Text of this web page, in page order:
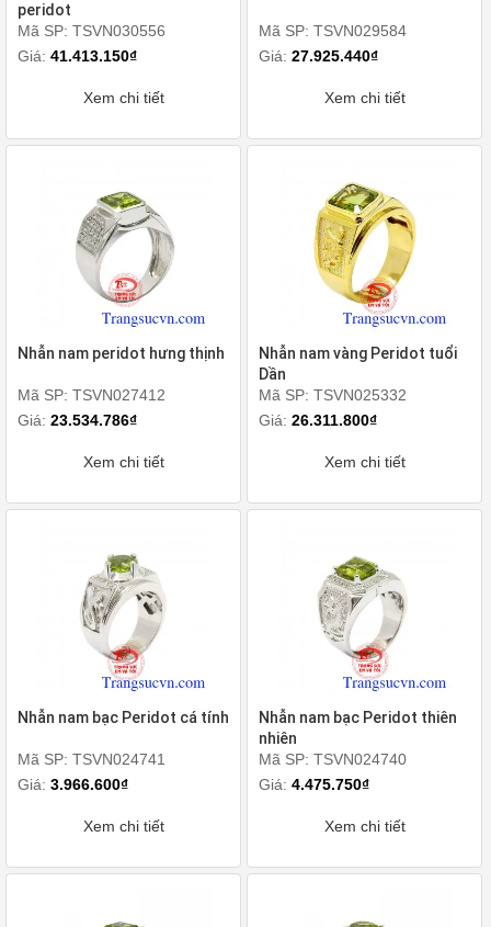
peridot
Mã SP: TSVN030556
Giá: 41.413.150₫
Xem chi tiết
Mã SP: TSVN029584
Giá:27.925.440₫
Xem chi tiết
Nhẫn nam peridot hưng thịnh
Mã SP: TSVN027412
Giá: 23.534.786₫
Xem chi tiết
Nhẫn nam vàng Peridot tuổi
Dần
Mã SP: TSVN025332
Giá:26.311.800₫
Xem chi tiết
Nhẫn nam bạc Peridot cá tính
Mã SP: TSVN024741
Giá: 3.966.600₫
Xem chi tiết
Nhẫn nam bạc Peridot thiên
nhiên
Mã SP: TSVN024740
Giá:4.475.750₫
Xem chi tiết